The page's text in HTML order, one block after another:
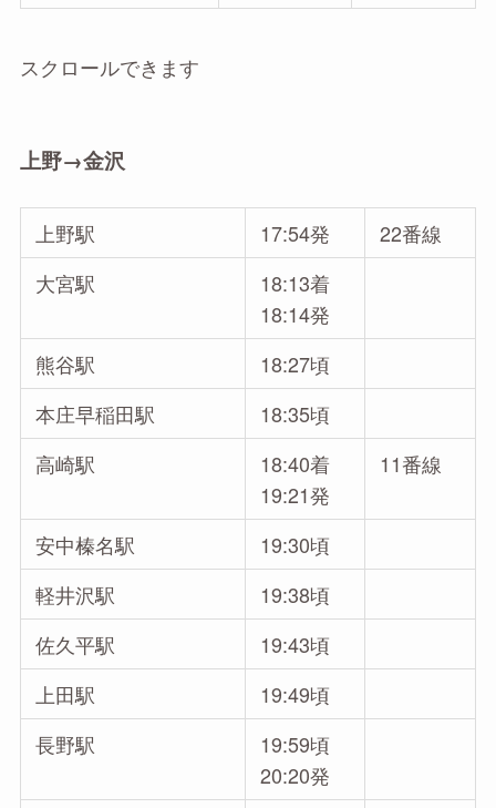
スクロールできます
上野→金沢
上野駅 17:54発
22番線
大宮駅
18:13着
18:14発
熊谷駅
18:27頃
本庄早稲田駅
18:35頃
高崎駅
18:40着
19:21発
11番線
安中榛名駅
19:30頃
軽井沢駅
19:38頃
佐久平駅
19:43頃
上田駅
19:49頃
長野駅
19:59頃
20:20発